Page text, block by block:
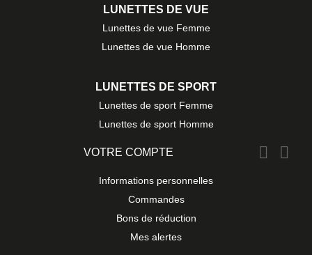
LUNETTES DE VUE
Lunettes de vue Femme
Lunettes de vue Homme
LUNETTES DE SPORT
Lunettes de sport Femme
Lunettes de sport Homme
VOTRE COMPTE  
Informations personnelles
Commandes
Bons de réduction
Mes alertes